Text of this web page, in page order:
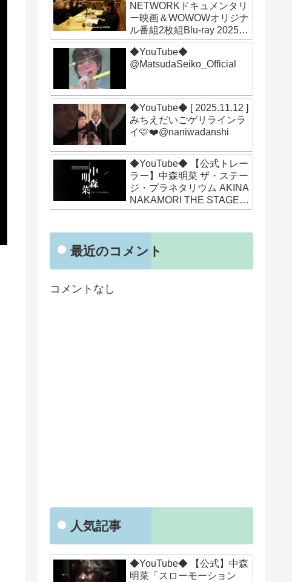
NETWORKドキュメンタリ
ー映画＆WOWOWオリジナ
ル番組2枚組Blu-ray 2025年
12月24日リリース！
◆YouTube◆
@MatsudaSeiko_Official
◆YouTube◆ [ 2025.11.12 ]
みちえだいごゲリラインラ
イ🩷❤️@naniwadanshi
◆YouTube◆ 【公式トレー
ラー】中森明菜 ザ・ステー
ジ・プラネタリウム AKINA
NAKAMORI THE STAGE
PLANETARIUM
最近のコメント
コメントなし
人気記事
◆YouTube◆ 【公式】中森
明菜「スローモーション